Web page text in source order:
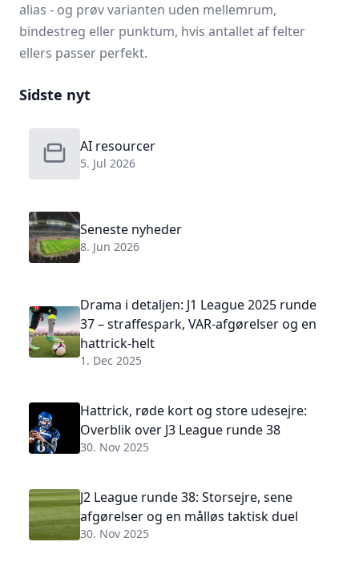
alias - og prøv varianten uden mellemrum,
bindestreg eller punktum, hvis antallet af felter
ellers passer perfekt.
Sidste nyt
AI resourcer
5. Jul 2026
Seneste nyheder
8. Jun 2026
Drama i detaljen: J1 League 2025 runde
37 – straffespark, VAR-afgørelser og en
hattrick-helt
1. Dec 2025
Hattrick, røde kort og store udesejre:
Overblik over J3 League runde 38
30. Nov 2025
J2 League runde 38: Storsejre, sene
afgørelser og en målløs taktisk duel
30. Nov 2025